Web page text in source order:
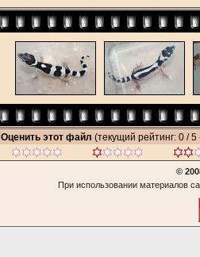
Оценить этот файл (текущий рейтинг: 0 / 5
©
При использовании материалов